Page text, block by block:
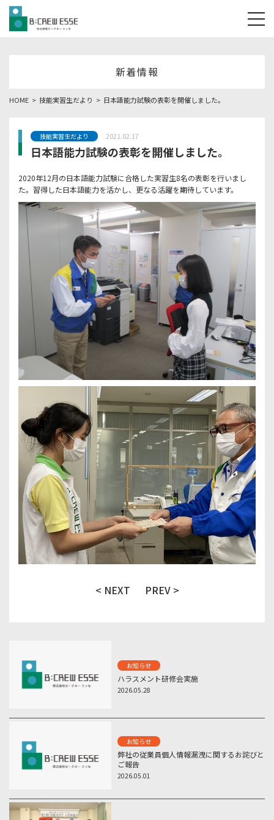
新着情報
HOME 技能実習生だより 日本語能力試験の表彰を開催しました。
技能実習生だより 2021.02.17
日本語能力試験の表彰を開催しました。
2020年12月の日本語能力試験に合格した実習生8名の表彰を行いまし
た。習得した日本語能力を活かし、更なる活躍を期待しています。
< NEXT PREV >
お知らせ
ハラスメント研修会実施
2026.05.28
お知らせ
弊社の従業員個人情報漏洩に関するお詫びと
ご報告
2026.05.01